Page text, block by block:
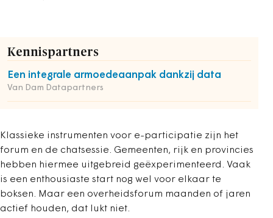
Kennispartners
Een integrale armoedeaanpak dankzij data
Van Dam Datapartners
Klassieke instrumenten voor e-participatie zijn het
forum en de chatsessie. Gemeenten, rijk en provincies
hebben hiermee uitgebreid geëxperimenteerd. Vaak
is een enthousiaste start nog wel voor elkaar te
boksen. Maar een overheidsforum maanden of jaren
actief houden, dat lukt niet.